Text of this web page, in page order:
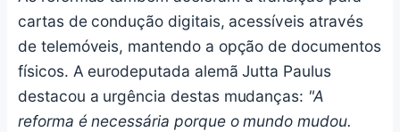
cartas de condução digitais, acessíveis através
de telemóveis, mantendo a opção de documentos
físicos. A eurodeputada alemã Jutta Paulus
destacou a urgência destas mudanças: "A
reforma é necessária porque o mundo mudou.